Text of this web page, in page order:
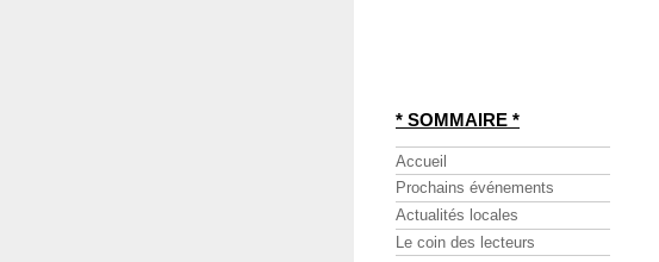
* SOMMAIRE *
Accueil
Prochains événements
Actualités locales
Le coin des lecteurs